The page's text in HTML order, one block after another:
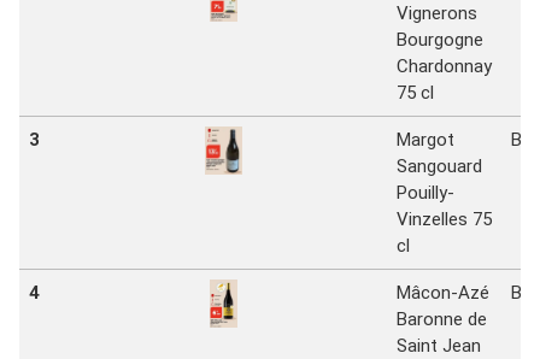
Vignerons
Bourgogne
Chardonnay
75 cl
3
Margot
Sangouard
Pouilly-
Vinzelles 75
cl
Bi1
4
Mâcon-Azé
Baronne de
Saint Jean
Bi1